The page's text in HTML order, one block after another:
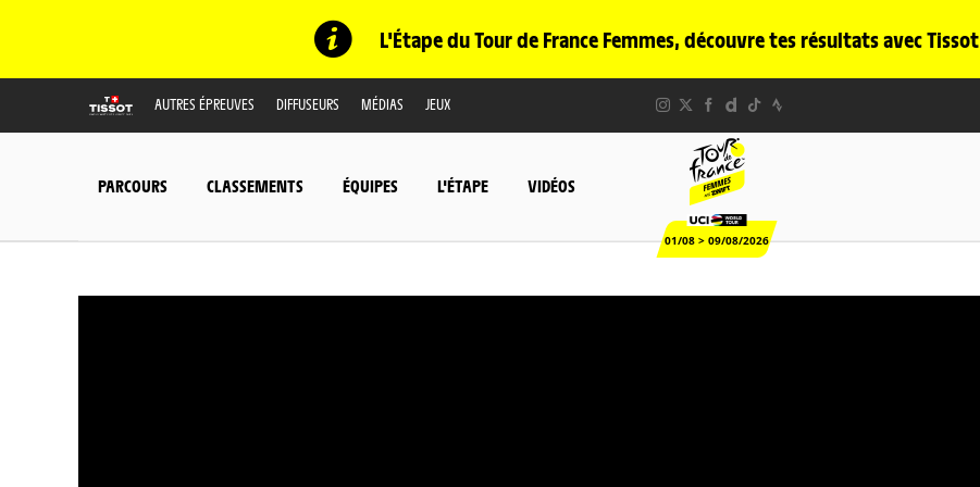
L'Étape du Tour de France Femmes, découvre tes résultats avec Tissot
AUTRES ÉPREUVES DIFFUSEURS MÉDIAS JEUX
PARCOURS CLASSEMENTS ÉQUIPES L'ÉTAPE VIDÉOS
01/08 > 09/08/2026